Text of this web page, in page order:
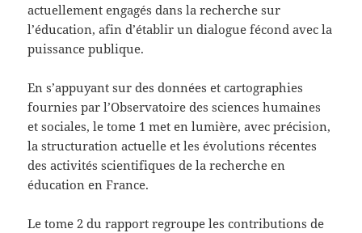
actuellement engagés dans la recherche sur
l’éducation, afin d’établir un dialogue fécond avec la
puissance publique.
En s’appuyant sur des données et cartographies
fournies par l’Observatoire des sciences humaines
et sociales, le tome 1 met en lumière, avec précision,
la structuration actuelle et les évolutions récentes
des activités scientifiques de la recherche en
éducation en France.
Le tome 2 du rapport regroupe les contributions de